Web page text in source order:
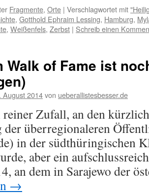
Fragmente, Orte | Verschlagwortet mit
, Gotthold Ephraim Lessing, Hamburg,
, Weißenfels, Zerbst | Schreib einen
Walk of Fame ist
August 2014von ueberallistesbesser.de
reiner Zufall, an den
der überregionaleren
in der südthüringischen
aber ein
an dem in Sarajewo der
→